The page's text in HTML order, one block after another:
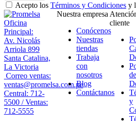
Acepto los Términos y Condiciones y
Oficina
Principal:
Av. Nicolás
Arriola 899
Santa Catalina,
La Victoria
Correo ventas:
ventas@promelsa.com.pe
Central: 712-
5500 / Ventas:
712-5555
Nuestra empresa
Conócenos
Nuestras
tiendas
Trabaja
con
nosotros
Blog
Contáctanos
cliente
de
y